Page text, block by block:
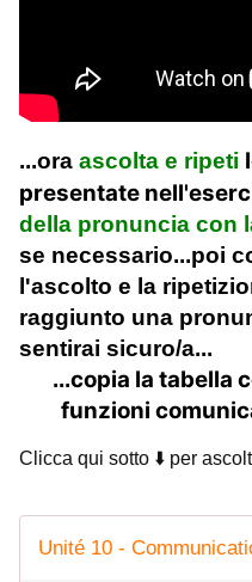
...ora ascolta e ripeti
presentate
della pronuncia con
se necessario...poi
l'ascolto e la
raggiunto una
sentirai sicuro/a...
...copia la tabella
funzioni
Clicca qui sotto ⬇️ per
Unité 10 -